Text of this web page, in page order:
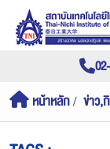
หน้าหลัก ข่าว,